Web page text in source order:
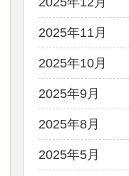
2025年11月
2025年10月
2025年9月
2025年8月
2025年5月